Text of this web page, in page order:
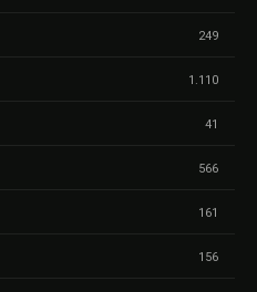
249
1.110
41
566
161
156